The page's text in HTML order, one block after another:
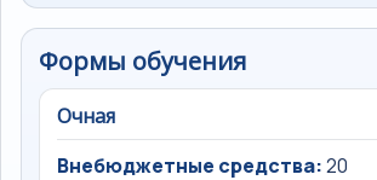
Формы обучения
Очная
Внебюджетные средства:20